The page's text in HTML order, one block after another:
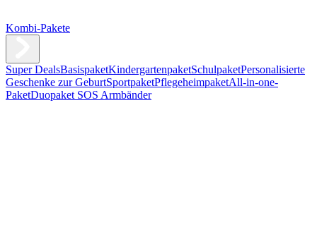
Kombi-Pakete
Super DealsBasispaketKindergartenpaketSchulpaketPersonalisierte
Geschenke zur GeburtSportpaketPflegeheimpaketAll-in-one-
PaketDuopaket SOS Armbänder